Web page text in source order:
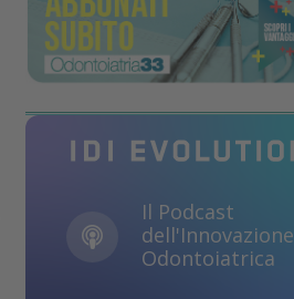
Il Podcast
dell'Innovazione
Odontoiatrica